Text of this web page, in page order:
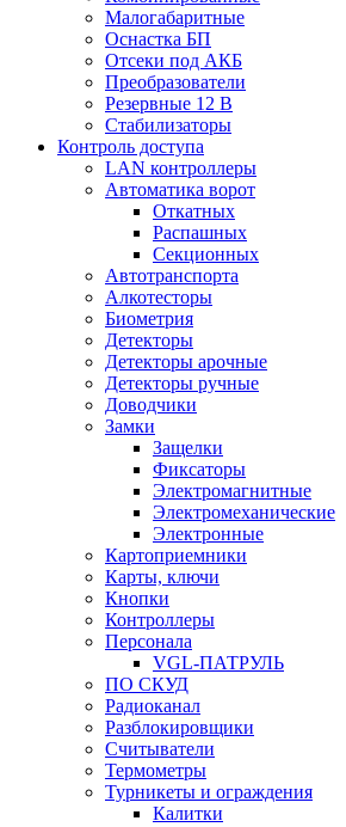
Малогабаритные
Оснастка БП
Отсеки под АКБ
Преобразователи
Резервные 12 В
Стабилизаторы
Контроль доступа
LAN контроллеры
Автоматика ворот
Откатных
Распашных
Секционных
Автотранспорта
Алкотесторы
Биометрия
Детекторы
Детекторы арочные
Детекторы ручные
Доводчики
Замки
Защелки
Фиксаторы
Электромагнитные
Электромеханические
Электронные
Картоприемники
Карты, ключи
Кнопки
Контроллеры
Персонала
VGL-ПАТРУЛЬ
ПО СКУД
Радиоканал
Разблокировщики
Считыватели
Термометры
Турникеты и ограждения
Калитки